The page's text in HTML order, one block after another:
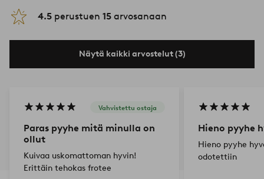
4.5 perustuen 15 arvosanaan
Näytä kaikki arvostelut (3)
Vahvistettu ostaja
Paras pyyhe mitä minulla on
ollut
Kuivaa uskomattoman hyvin!
Erittäin tehokas frotee
Hieno pyyhe
Hieno pyyhe
odotettiin